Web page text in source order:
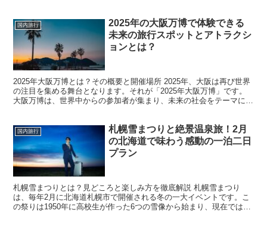
国内旅行
2025年の大阪万博で体験できる
未来の旅行スポットとアトラクシ
ョンとは？
2025年大阪万博とは？その概要と開催場所 2025年、大阪は再び世界
の注目を集める舞台となります。それが「2025年大阪万博」です。
大阪万博は、世界中からの参加者が集まり、未来の社会をテーマにさ
国内旅行
札幌雪まつりと絶景温泉旅！2月
の北海道で味わう感動の一泊二日
プラン
札幌雪まつりとは？見どころと楽しみ方を徹底解説 札幌雪まつり
は、毎年2月に北海道札幌市で開催される冬の一大イベントです。こ
の祭りは1950年に高校生が作った6つの雪像から始まり、現在では国